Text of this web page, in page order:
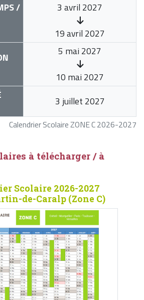
Calendrier Scolaire ZONE C 2026-2027
/
3 avril 2027
19 avril 2027
5 mai 2027
10 mai 2027
3 juillet 2027
à télécharger / à
Scolaire 2026-2027
de-Caralp (Zone C)